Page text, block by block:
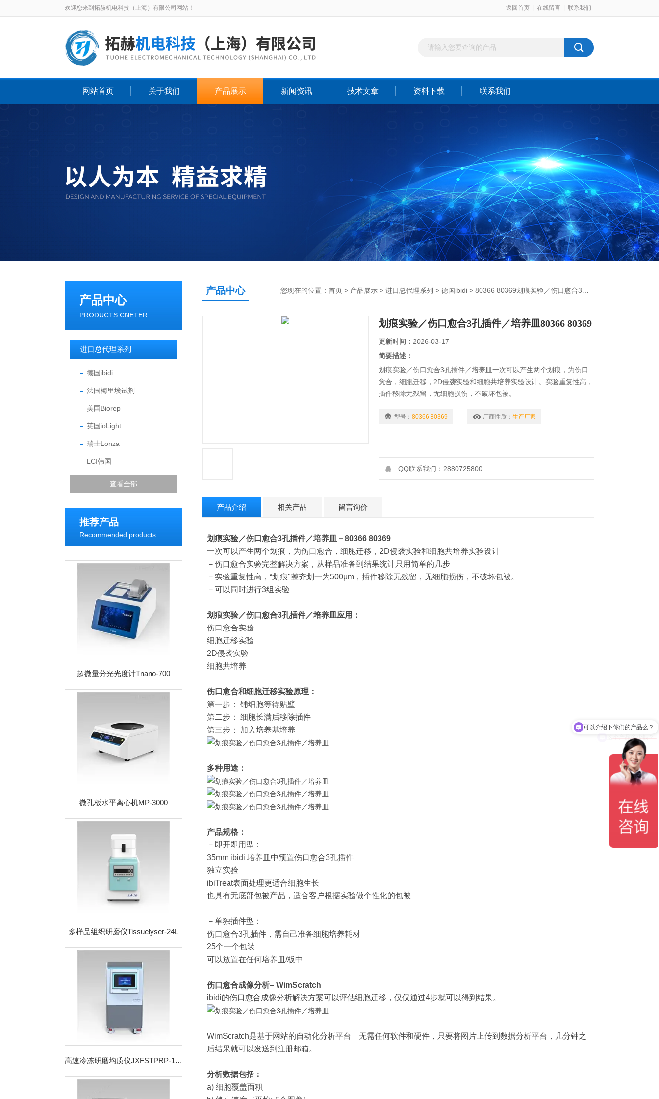
欢迎您来到拓赫机电科技（上海）有限公司网站！ 返回首页 在线留言 联系我们
网站首页 关于我们 产品展示 新闻资讯 技术文章 资料下载 联系我们
产品中心
PRODUCTS CNETER
进口总代理系列
德国ibidi
法国梅里埃试剂
美国Biorep
英国ioLight
瑞士Lonza
LCI韩国
查看全部
推荐产品
Recommended products
超微量分光光度计Tnano-700
微孔板水平离心机MP-3000
多样品组织研磨仪Tissuelyser-24L
高速冷冻研磨均质仪JXFSTPRP-192CL
产品中心 您现在的位置： 首页 > 产品展示 > 进口总代理系列 > 德国ibidi > 80366 80369划痕实验／伤口愈合3孔插件／培养皿
划痕实验／伤口愈合3孔插件／培养皿80366 80369
更新时间： 2026-03-17
简要描述：
划痕实验／伤口愈合3孔插件／培养皿一次可以产生两个划痕，为伤口
愈合，细胞迁移，2D侵袭实验和细胞共培养实验设计。实验重复性高，
插件移除无残留，无细胞损伤，不破坏包被。
型号： 80366 80369 厂商性质： 生产厂家
QQ联系我们：2880725800
产品介绍 相关产品 留言询价
划痕实验／伤口愈合3孔插件／培养皿 －80366 80369
一次可以产生两个划痕，为伤口愈合，细胞迁移，2D侵袭实验和细胞共培养实验设计
－伤口愈合实验完整解决方案，从样品准备到结果统计只用简单的几步
－实验重复性高，“划痕"整齐划一为500μm，插件移除无残留，无细胞损伤，不破坏包被。
－可以同时进行3组实验
划痕实验／伤口愈合3孔插件／培养皿 应用：
伤口愈合实验
细胞迁移实验
2D侵袭实验
细胞共培养
伤口愈合和细胞迁移实验原理：
第一步： 铺细胞等待贴壁
第二步： 细胞长满后移除插件
第三步： 加入培养基培养
多种用途：
产品规格：
－即开即用型：
35mm ibidi 培养皿中预置伤口愈合3孔插件
独立实验
ibiTreat表面处理更适合细胞生长
也具有无底部包被产品，适合客户根据实验做个性化的包被
－单独插件型：
伤口愈合3孔插件，需自己准备细胞培养耗材
25个一个包装
可以放置在任何培养皿/板中
伤口愈合成像分析– WimScratch
ibidi的伤口愈合成像分析解决方案可以评估细胞迁移，仅仅通过4步就可以得到结果。
WimScratch是基于网站的自动化分析平台，无需任何软件和硬件，只要将图片上传到数据分析平台，几分钟之
后结果就可以发送到注册邮箱。
分析数据包括：
a) 细胞覆盖面积
这个产品多少钱？